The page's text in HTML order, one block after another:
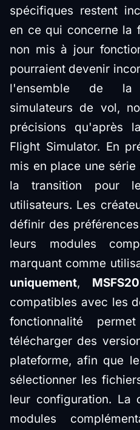
spécifiques restent
en ce qui concerne la
non mis à jour
pourraient devenir
l'ensemble de la
simulateurs de vol,
précisions qu'après
Flight Simulator. En
mis en place une
la transition pour
utilisateurs. Les
définir des
leurs modules
marquant comme
uniquement,
compatibles avec les
fonctionnalité
télécharger des
plateforme, afin que
sélectionner les
leur configuration. La
modules